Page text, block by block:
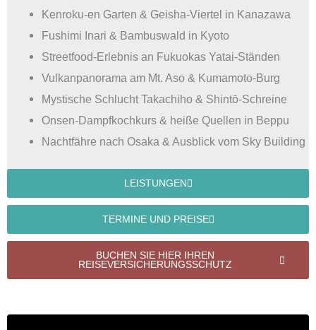
Kenroku-en Garten & Geisha-Viertel in Kanazawa
Fushimi Inari & Bambuswald in Kyoto
Streetfood-Erlebnis an Fukuokas Yatai-Ständen
Vulkanpanorama am Mt. Aso & Kumamoto-Burg
Mystische Schlucht Takachiho & Shintō-Schreine
Onsen-Dampfkochkurs & heiße Quellen in Beppu
Nachtfähre nach Osaka & Ausblick vom Sky Building
LEISTUNGEN
TERMINE UND PREISE
BUCHEN SIE HIER IHREN
REISEVERSICHERUNGSSCHUTZ